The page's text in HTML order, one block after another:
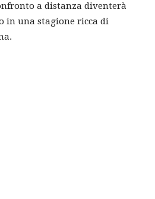
a distanza diventerà
in una stagione ricca di